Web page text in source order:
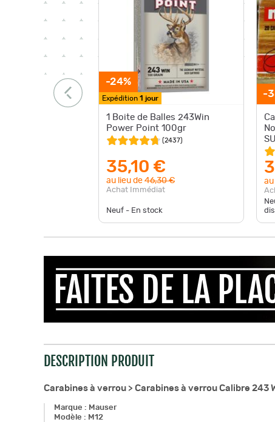
-24%
Expédition 1 jour
1 Boite de Balles 243Win
Power Point 100gr
(2437)
35,10 €
au lieu de 46,30 €
Achat Immédiat
Neuf - En stock
-
au
DESCRIPTION PRODUIT
Carabines à verrou > Carabines à verrou Calibre 243
Marque : Mauser
Modèle : M12